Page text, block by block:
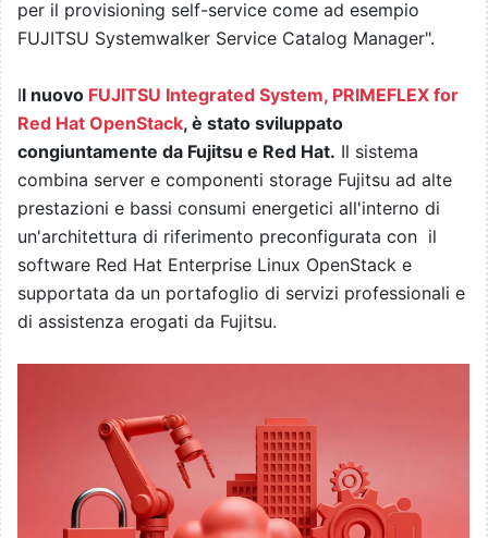
per il provisioning self-service come ad esempio
FUJITSU Systemwalker Service Catalog Manager".
Il nuovo FUJITSU Integrated System, PRIMEFLEX for
Red Hat OpenStack, è stato sviluppato
congiuntamente da Fujitsu e Red Hat. Il sistema
combina server e componenti storage Fujitsu ad alte
prestazioni e bassi consumi energetici all'interno di
un'architettura di riferimento preconfigurata con il
software Red Hat Enterprise Linux OpenStack e
supportata da un portafoglio di servizi professionali e
di assistenza erogati da Fujitsu.